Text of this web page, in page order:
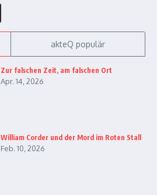
akteQ populär
Zur falschen Zeit, am falschen Ort
Apr. 14, 2026
William Corder und der Mord im Roten Stall
Feb. 10, 2026